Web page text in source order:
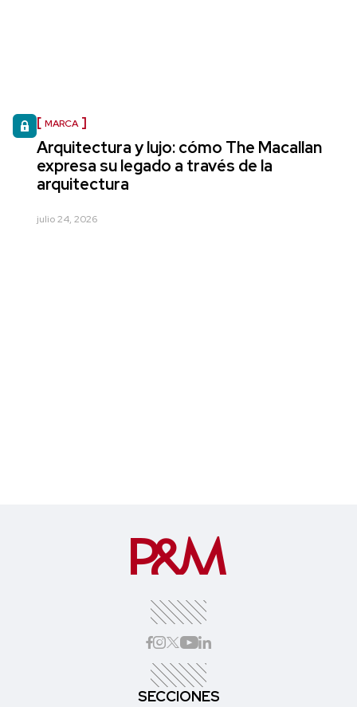
MARCA
Arquitectura y lujo: cómo The Macallan
expresa su legado a través de la
arquitectura
julio 24, 2026
SECCIONES